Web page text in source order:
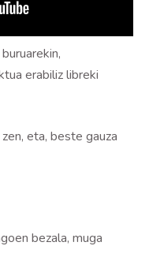
erabiliz libreki
eta, beste gauza
bezala, muga